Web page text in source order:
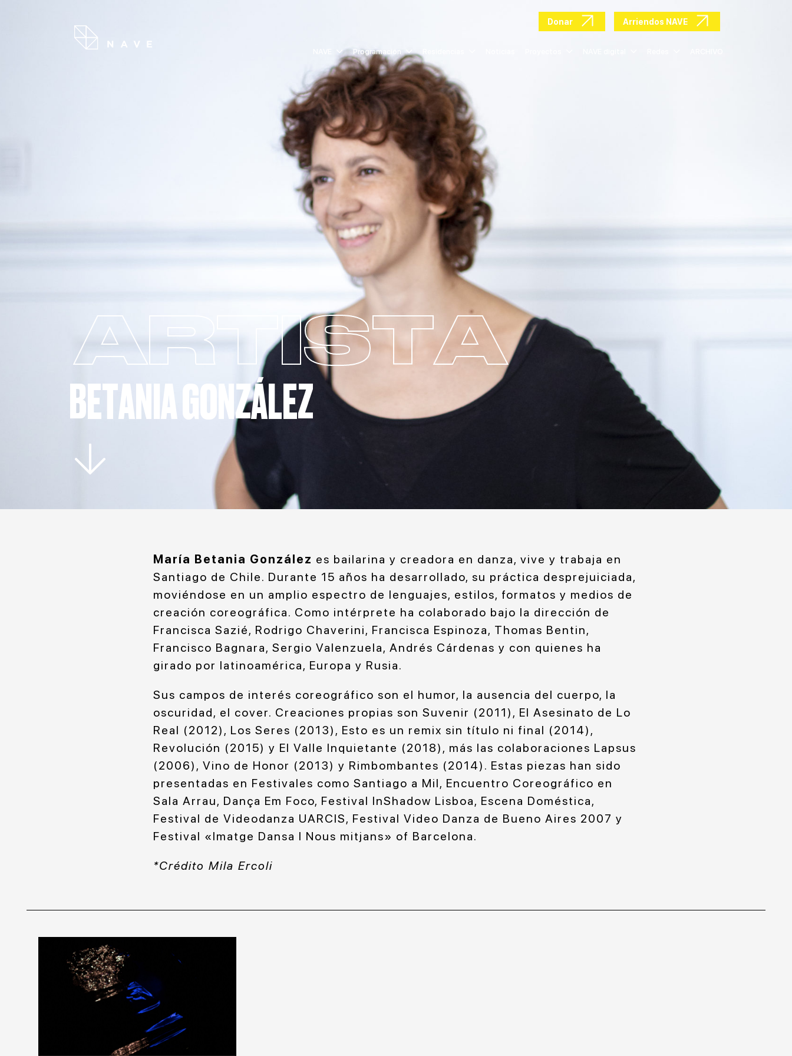
Donar Arriendos NAVE
Programación
ARTISTA
BETANIA GONZÁLEZ
María Betania González es bailarina y creadora en danza, vive y trabaja en
Santiago de Chile. Durante 15 años ha desarrollado, su práctica desprejuiciada,
moviéndose en un amplio espectro de lenguajes, estilos, formatos y medios de
creación coreográfica. Como intérprete ha colaborado bajo la dirección de
Francisca Sazié, Rodrigo Chaverini, Francisca Espinoza, Thomas Bentin,
Francisco Bagnara, Sergio Valenzuela, Andrés Cárdenas y con quienes ha
girado por latinoamérica, Europa y Rusia.
Sus campos de interés coreográfico son el humor, la ausencia del cuerpo, la
oscuridad, el cover. Creaciones propias son Suvenir (2011), El Asesinato de Lo
Real (2012), Los Seres (2013), Esto es un remix sin título ni final (2014),
Revolución (2015) y El Valle Inquietante (2018), más las colaboraciones Lapsus
(2006), Vino de Honor (2013) y Rimbombantes (2014). Estas piezas han sido
presentadas en Festivales como Santiago a Mil, Encuentro Coreográfico en
Sala Arrau, Dança Em Foco, Festival InShadow Lisboa, Escena Doméstica,
Festival de Videodanza UARCIS, Festival Video Danza de Bueno Aires 2007 y
Festival «Imatge Dansa I Nous mitjans» of Barcelona.
*Crédito Mila Ercoli